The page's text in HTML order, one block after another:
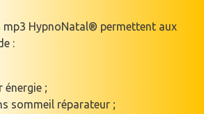
mp3 HypnoNatal® permettent aux
:
énergie ;
sommeil réparateur ;